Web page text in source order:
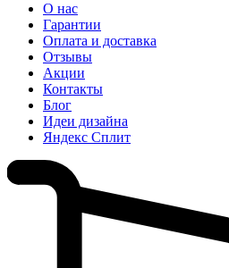
О нас
Гарантии
Оплата и доставка
Отзывы
Акции
Контакты
Блог
Идеи дизайна
Яндекс Сплит